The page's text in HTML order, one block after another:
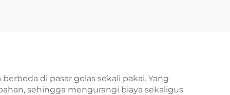
Baru/Christmas
di pasar gelas sekali pakai. Yang
sehingga mengurangi biaya sekaligus